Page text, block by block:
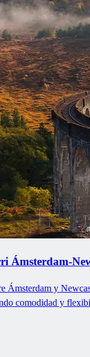
Ámsterdam-
Ámsterdam y
comodidad y